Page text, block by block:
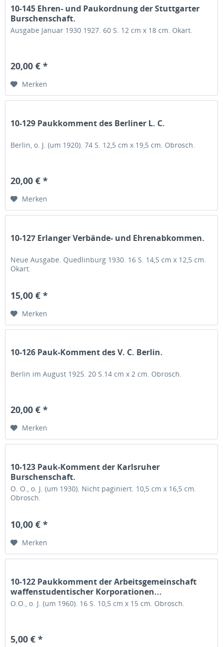
10-145 Ehren- und Paukordnung der Stuttgarter
Burschenschaft.
Ausgabe Januar 1930 1927. 60 S. 12 cm x 18 cm. Okart.
20,00 € *
Merken
10-129 Paukkomment des Berliner L. C.
Berlin, o. J. (um 1920). 74 S. 12,5 cm x 19,5 cm. Obrosch.
20,00 € *
Merken
10-127 Erlanger Verbände- und Ehrenabkommen.
Neue Ausgabe. Quedlinburg 1930. 16 S. 14,5 cm x 12,5 cm.
Okart.
15,00 € *
Merken
10-126 Pauk-Komment des V. C. Berlin.
Berlin im August 1925. 20 S.14 cm x 2 cm. Obrosch.
20,00 € *
Merken
10-123 Pauk-Komment der Karlsruher
Burschenschaft.
O. O., o. J. (um 1930). Nicht paginiert. 10,5 cm x 16,5 cm.
Obrosch.
10,00 € *
Merken
10-122 Paukkomment der Arbeitsgemeinschaft
waffenstudentischer Korporationen...
O.O., o. J. (um 1960). 16 S. 10,5 cm x 15 cm. Obrosch.
5,00 € *